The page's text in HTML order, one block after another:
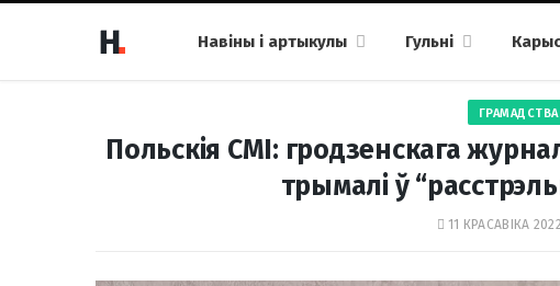
Навіны і артыкулы Гульні
ГРАМАДСТВА
Польскія СМІ: гродзенскага
трымалі ў
11 КРАСАВІКА